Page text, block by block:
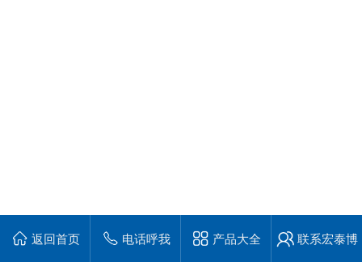
返回首页 电话呼我 产品大全 联系宏泰博